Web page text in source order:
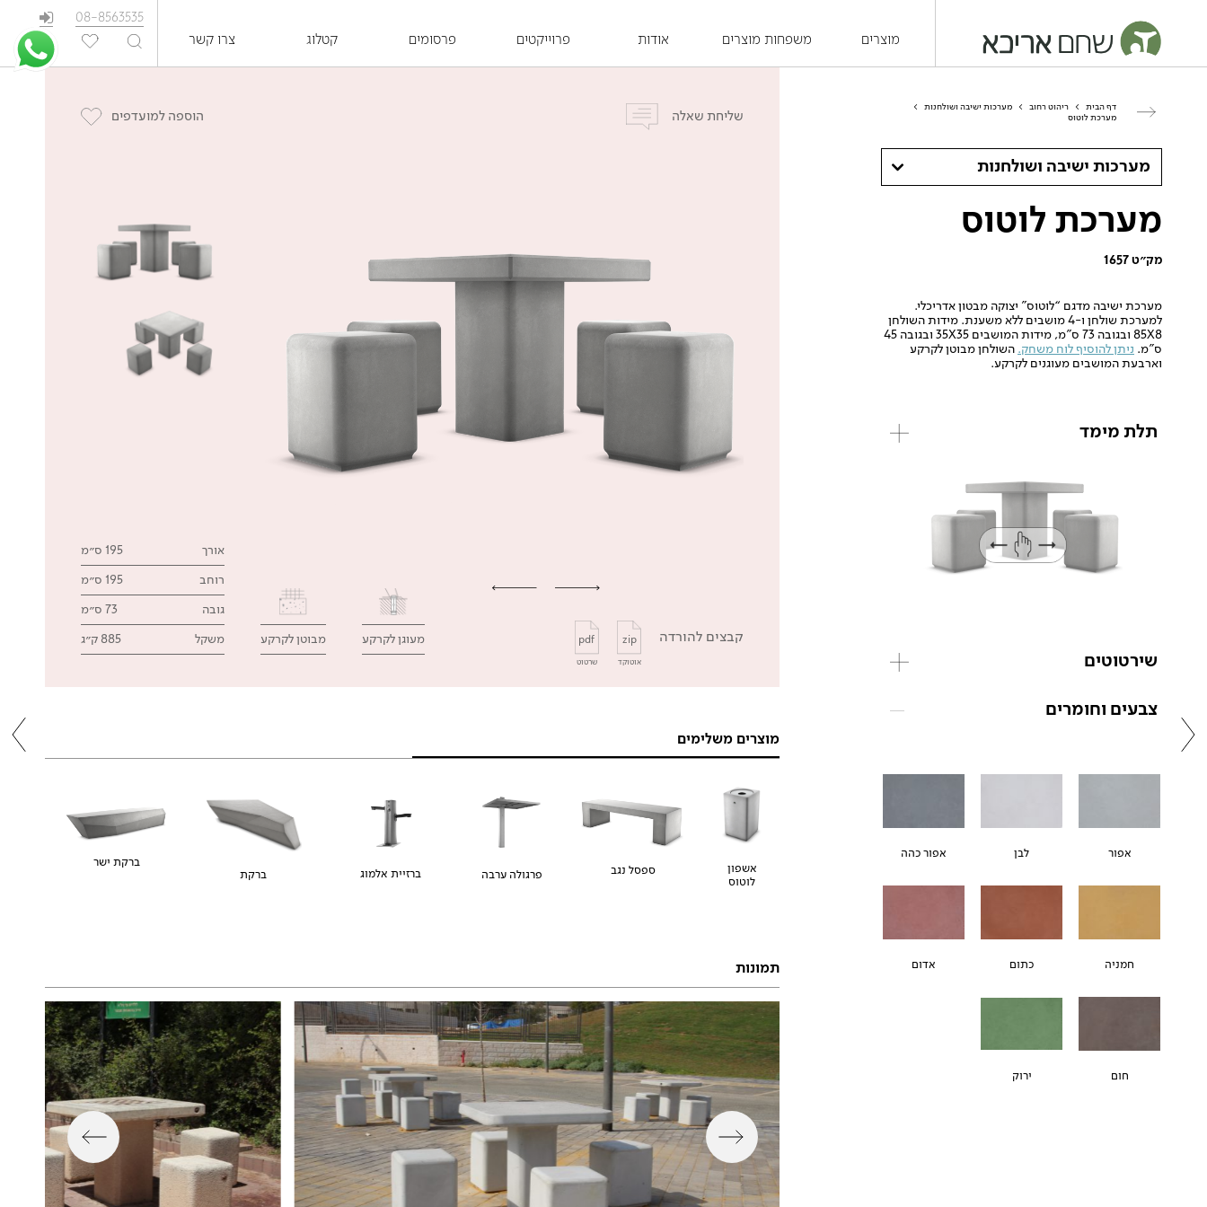
מוצרים משפחות מוצרים אודות פרוייקטים פרסומים קטלוג צרו קשר
08-8563535
EN
דף הבית > ריהוט רחוב > מערכות ישיבה ושולחנות
>
מערכת לוטוס
מערכות ישיבה ושולחנות
מערכת לוטוס
מק״ט 1657
מערכת ישיבה מדגם “לוטוס” יצוקה מבטון אדריכלי.
למערכת שולחן ו-4 מושבים ללא משענת. מידות השולחן
85X8 ובגובה 73 ס”מ, מידות המושבים 35X35 ובגובה 45
ס”מ. ניתן להוסיף לוח משחק. השולחן מבוטן לקרקע
וארבעת המושבים מעוגנים לקרקע.
תלת מימד
שירטוטים
צבעים וחומרים
אפור לבן אפור כהה
חמניה כתום אדום
חום ירוק
שליחת שאלה הוספה למועדפים
קבצים להורדה zip
אוטוקד
pdf
שרטוט
מעוגן לקרקע מבוטן לקרקע
אורך 195 ס״מ
רוחב 195 ס״מ
גובה 73 ס״מ
משקל 885 ק״ג
מוצרים משלימים
אשפון
לוטוס
ספסל נגב פרגולה ערבה ברזיית אלמוג ברקת
ברקת ישר
תמונות